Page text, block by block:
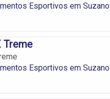
Esportivos em Suzano
Treme
Esportivos em Suzano